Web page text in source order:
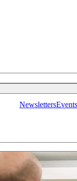
NewslettersEvents